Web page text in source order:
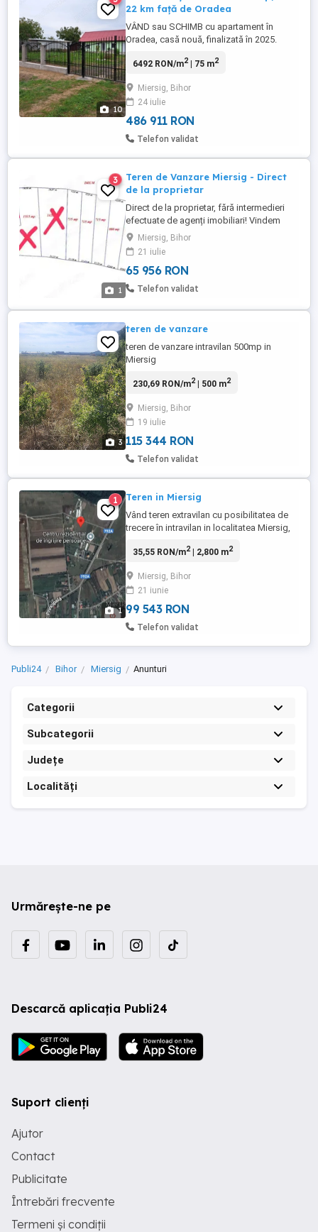
10
22 km față de Oradea
VÂND sau SCHIMB cu apartament în
Oradea, casă nouă, finalizată în 2025.
intrarea în orașul Oradea. Suprafața
front stradal 27 m, suprafața casei de 75
mp + o anexă de 20 mp (magazie).
Construcția este realizată din BCA și
6492 RON/m2| 75 m2
Miersig, Bihor
24 iulie
486 911 RON
Telefon validat
1
3
Teren de Vanzare Miersig - Direct
de la proprietar
Direct de la proprietar, fără intermedieri
efectuate de agenți imobiliari! Vindem
teren intravilan, 6 loturi rămase
disponibile, începând cu 699 mp (exista
posibilitatea de extindere contra-cost
până la 5.763 mp). Acesta este situat in
zona metropolitana, la doar 20 km de
Miersig, Bihor
21 iulie
65 956 RON
Telefon validat
3
teren de vanzare
teren de vanzare intravilan 500mp in
Miersig
230,69 RON/m2| 500 m2
Miersig, Bihor
19 iulie
115 344 RON
Telefon validat
1
1 Teren in Miersig
Vând teren extravilan cu posibilitatea de
trecere în intravilan in localitatea Miersig,
este pe plan drept, are o suprafață de
apropiere a centrului rezidential de îngrijire
a persoanelor. Locația aproximativă de
poate vedea ...
35,55 RON/m2| 2,800 m2
Miersig, Bihor
21 iunie
99 543 RON
Telefon validat
Publi24 Bihor Miersig Anunturi
Categorii
Subcategorii
Județe
Localități
Urmărește-ne pe
Descarcă aplicația Publi24
Suport clienți
Ajutor
Contact
Publicitate
Întrebări frecvente
Termeni și condiții